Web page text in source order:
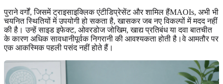
पुराने वर्गों, जिसमें ट्राइसाइक्लिक एंटीडिप्रेसेंट और शामिल हैंMAOIs, अभी भी
चयनित स्थितियों में उपयोगी हो सकता है, खासकर जब नए विकल्पों में मदद नहीं
की है। उन्हें साइड इफेक्ट, ओवरडोज जोखिम, खाद्य प्रतिबंध या दवा बातचीत
के कारण अधिक सावधानीपूर्वक निगरानी की आवश्यकता होती है।वे आमतौर पर
एक आकस्मिक पहली पसंद नहीं होते हैं।